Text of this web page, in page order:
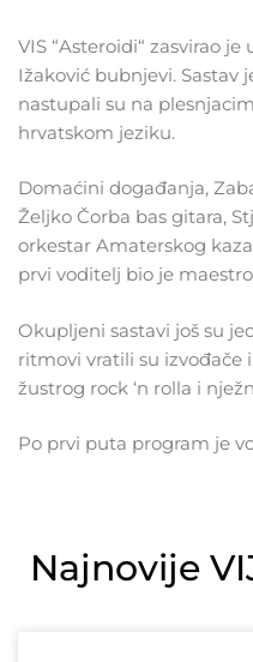
VIS “Asteroidi“ zasvirao
Ižaković bubnjevi. Sastav
nastupali su na
hrvatskom jeziku.
Domaćini događanja,
Željko Čorba bas gitara,
orkestar Amaterskog
prvi voditelj bio je
Okupljeni sastavi još su
ritmovi vratili su izvođače
žustrog rock ‘n rolla i
Po prvi puta program je
Najnovije